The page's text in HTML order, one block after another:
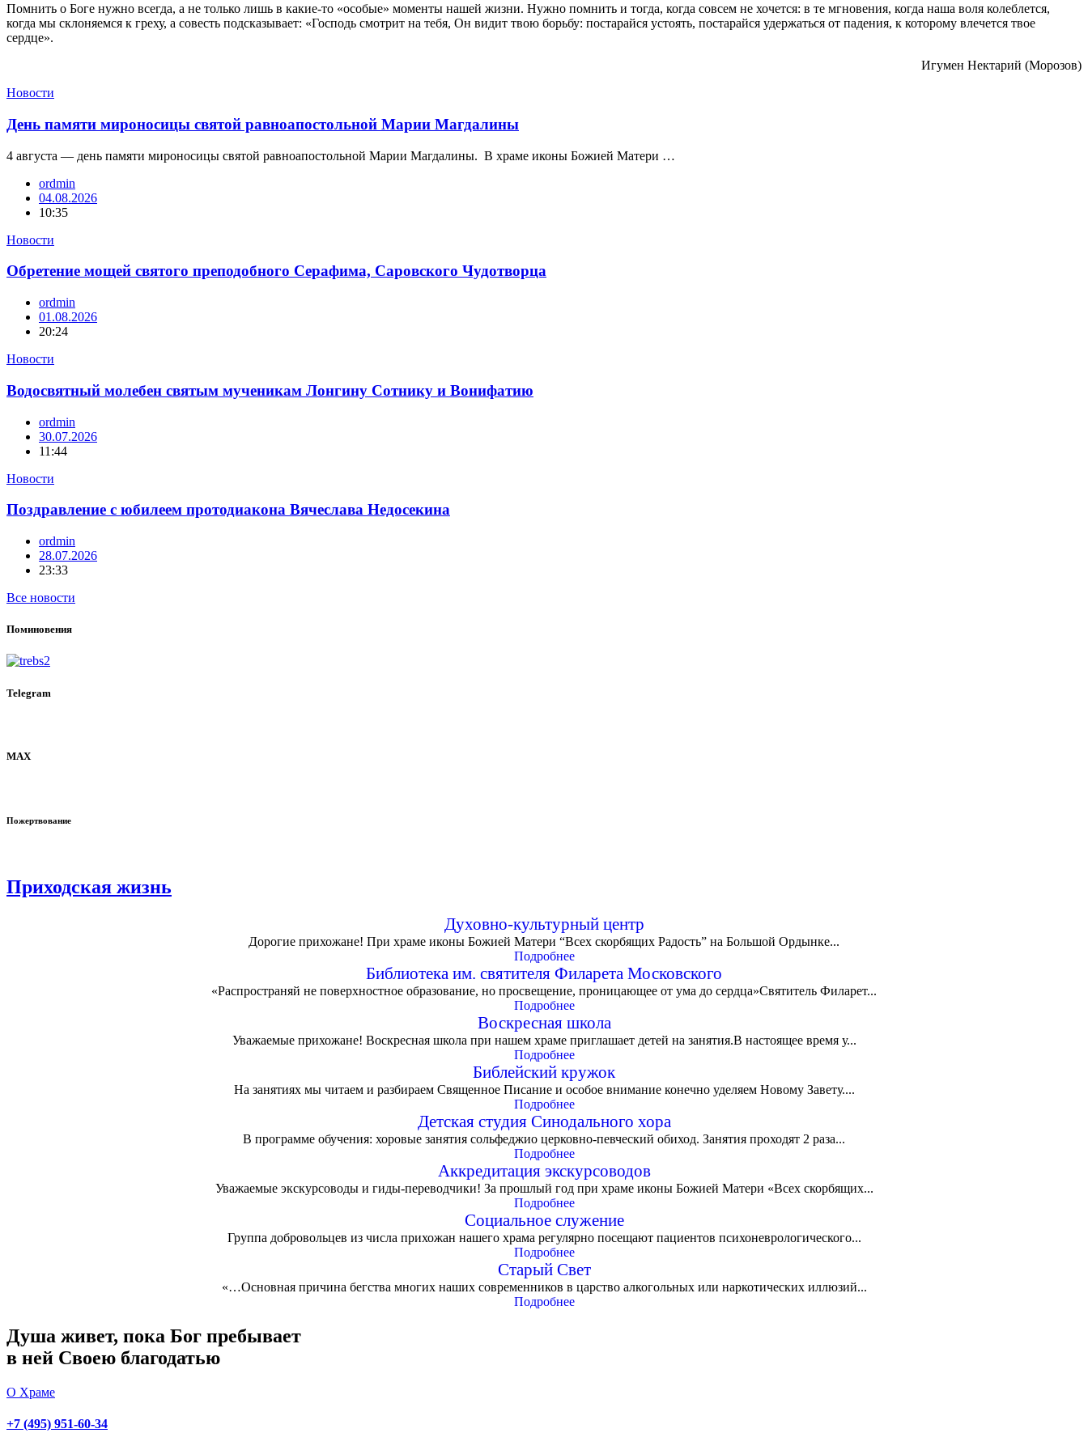
Помнить о Боге нужно всегда, а не только лишь в какие-то «особые» моменты нашей жизни. Нужно помнить и тогда, когда совсем не хочется: в те мгновения, когда наша воля колеблется,
когда мы склоняемся к греху, а совесть подсказывает: «Господь смотрит на тебя, Он видит твою борьбу: постарайся устоять, постарайся удержаться от падения, к которому влечется твое
сердце».
Игумен Нектарий (Морозов)
Новости
День памяти мироносицы святой равноапостольной Марии Магдалины
4 августа — день памяти мироносицы святой равноапостольной Марии Магдалины. В храме иконы Божией Матери …
ordmin
04.08.2026
10:35
Новости
Обретение мощей святого преподобного Серафима, Саровского Чудотворца
ordmin
01.08.2026
20:24
Новости
Водосвятный молебен святым мученикам Лонгину Сотнику и Вонифатию
ordmin
30.07.2026
11:44
Новости
Поздравление с юбилеем протодиакона Вячеслава Недосекина
ordmin
28.07.2026
23:33
Все новости
Поминовения
Telegram
MAX
Пожертвование
Приходская жизнь
Духовно-культурный центр
Дорогие прихожане! При храме иконы Божией Матери “Всех скорбящих Радость” на Большой Ордынке...
Подробнее
Библиотека им. святителя Филарета Московского
«Распространяй не поверхностное образование, но просвещение, проницающее от ума до сердца»Святитель Филарет...
Подробнее
Воскресная школа
Уважаемые прихожане! Воскресная школа при нашем храме приглашает детей на занятия.В настоящее время у...
Подробнее
Библейский кружок
На занятиях мы читаем и разбираем Священное Писание и особое внимание конечно уделяем Новому Завету....
Подробнее
Детская студия Синодального хора
В программе обучения: хоровые занятия сольфеджио церковно-певческий обиход. Занятия проходят 2 раза...
Подробнее
Аккредитация экскурсоводов
Уважаемые экскурсоводы и гиды-переводчики! За прошлый год при храме иконы Божией Матери «Всех скорбящих...
Подробнее
Социальное служение
Группа добровольцев из числа прихожан нашего храма регулярно посещают пациентов психоневрологического...
Подробнее
Старый Свет
«…Основная причина бегства многих наших современников в царство алкогольных или наркотических иллюзий...
Подробнее
Душа живет, пока Бог пребывает
в ней Своею благодатью
О Храме
+7 (495) 951-60-34